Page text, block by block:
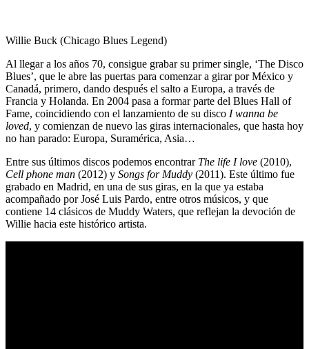
Willie Buck (Chicago Blues Legend)
Al llegar a los años 70, consigue grabar su primer single, ‘The Disco
Blues’, que le abre las puertas para comenzar a girar por México y
Canadá, primero, dando después el salto a Europa, a través de
Francia y Holanda. En 2004 pasa a formar parte del Blues Hall of
Fame, coincidiendo con el lanzamiento de su disco I wanna be
loved, y comienzan de nuevo las giras internacionales, que hasta hoy
no han parado: Europa, Suramérica, Asia…
Entre sus últimos discos podemos encontrar The life I love (2010),
Cell phone man (2012) y Songs for Muddy (2011). Este último fue
grabado en Madrid, en una de sus giras, en la que ya estaba
acompañado por José Luis Pardo, entre otros músicos, y que
contiene 14 clásicos de Muddy Waters, que reflejan la devoción de
Willie hacia este histórico artista.